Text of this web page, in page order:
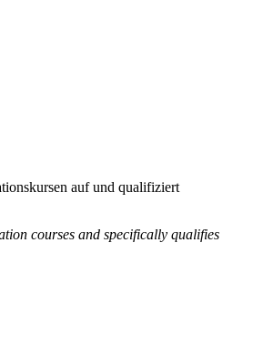
auf und qualifiziert
courses and specifically qualifies